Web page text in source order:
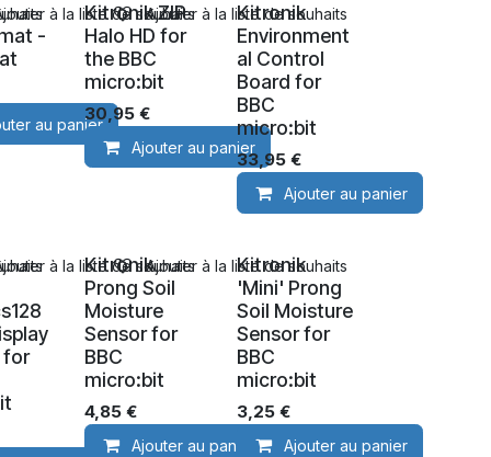
-
au panier
Kitronik ZIP
Halo HD for
the BBC
micro:bit
30,95€
Ajouter au panier
à la liste de souhaits
Kitronik
Environment
al Control
Board for
BBC
micro:bit
33,95€
Ajouter au panier
Ajouter à la liste de souhaits
for
Kitronik
Prong Soil
Moisture
Sensor for
BBC
micro:bit
4,85€
Ajouter au panier
à la liste de souhaits
Kitronik
'Mini' Prong
Soil Moisture
Sensor for
BBC
micro:bit
3,25€
Ajouter au panier
Ajouter à la liste de souhaits